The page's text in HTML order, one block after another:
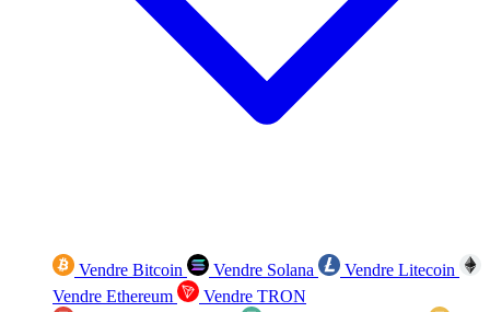
Vendre Bitcoin Vendre Solana
Vendre Litecoin
Vendre Ethereum
Vendre TRON